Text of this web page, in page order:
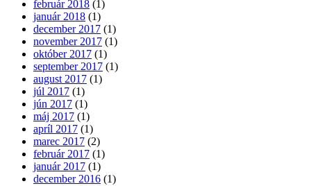
február 2018 (1)
január 2018 (1)
december 2017 (1)
november 2017 (1)
október 2017 (1)
september 2017 (1)
august 2017 (1)
júl 2017 (1)
jún 2017 (1)
máj 2017 (1)
apríl 2017 (1)
marec 2017 (2)
február 2017 (1)
január 2017 (1)
december 2016 (1)